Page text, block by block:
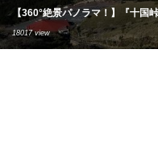
【360°絶景パノラマ！】『十国
18017 view